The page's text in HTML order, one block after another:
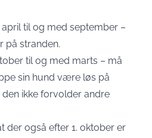
til og med september –
på stranden.
til og med marts – må
sin hund være løs på
ikke forvolder andre
også efter 1. oktober er